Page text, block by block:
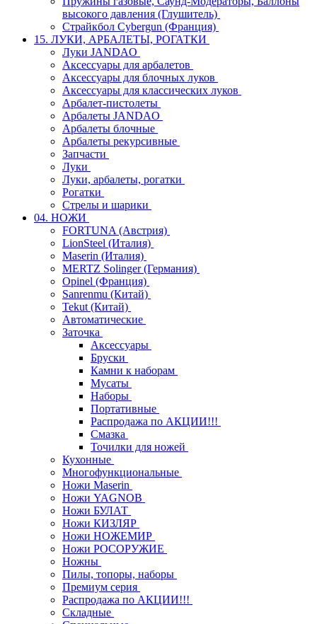
высокого давления (Глушитель)
Страйкбол Cybergun (Франция)
15. ЛУКИ, АРБАЛЕТЫ, РОГАТКИ
Луки JANDAO
Аксессуары для арбалетов
Аксессуары для блочных луков
Аксессуары для классических луков
Арбалет-пистолеты
Арбалеты JANDAO
Арбалеты блочные
Арбалеты рекурсивные
Запчасти
Луки
Луки, арбалеты, рогатки
Рогатки
Стрелы и шарики
04. НОЖИ
FORTUNA (Австрия)
LionSteel (Италия)
Maserin (Италия)
MERTZ Solinger (Германия)
Opinel (Франция)
Sanrenmu (Китай)
Tekut (Китай)
Автоматические
Заточка
Аксессуары
Бруски
Камни к наборам
Мусаты
Наборы
Портативные
Распродажа по АКЦИИ!!!
Смазка
Точилки для ножей
Кухонные
Многофункциональные
Ножи Maserin
Ножи YAGNOB
Ножи БУЛАТ
Ножи КИЗЛЯР
Ножи НОЖЕМИР
Ножи РОСОРУЖИЕ
Ножны
Пилы, топоры, наборы
Премиум серия
Распродажа по АКЦИИ!!!
Складные